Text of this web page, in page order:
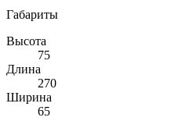
Габариты
Высота
75
Длина
270
Ширина
65